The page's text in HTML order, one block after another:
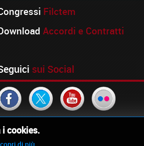
cookies.
Filctem
Accordi e Contratti
sui Social